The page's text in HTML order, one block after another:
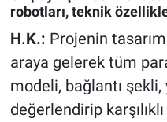
robotları, teknik
H.K.: Projenin
araya gelerek tüm
modeli, bağlantı
değerlendirip